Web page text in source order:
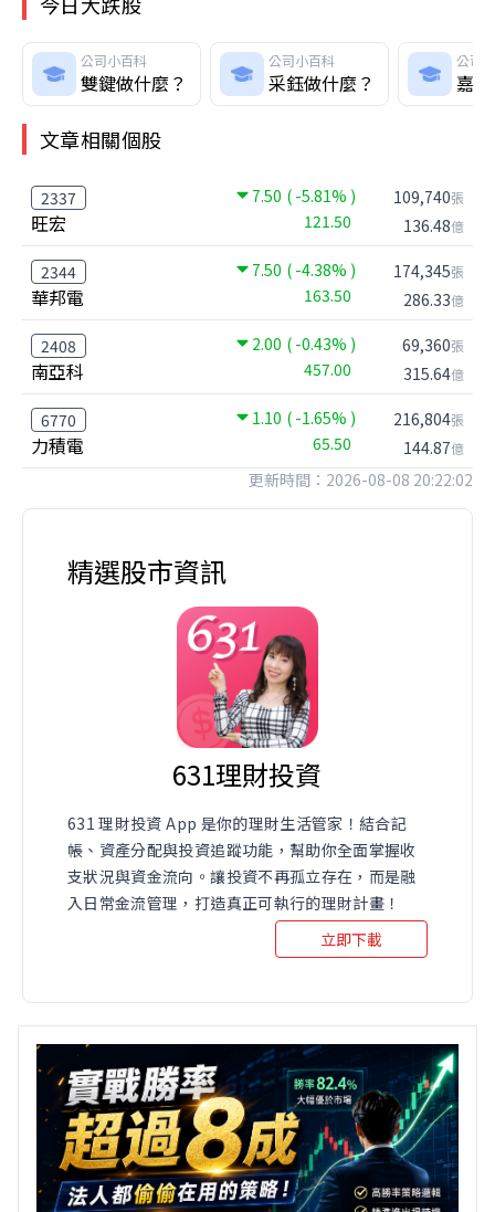
公司小百科
雙鍵做什麼？
公司小百科
采鈺做什麼？
公司
嘉
文章相關個股
2337 7.50 ( -5.81% )
旺宏 121.50
109,740張
136.48億
2344 7.50 ( -4.38% )
華邦電 163.50
174,345張
286.33億
2408 2.00 ( -0.43% )
南亞科 457.00
69,360張
315.64億
6770 1.10 ( -1.65% )
力積電 65.50
216,804張
144.87億
更新時間：2026-08-08 20:22:02
精選股市資訊
631理財投資
631 理財投資 App 是你的理財生活管家！結合記
帳、資產分配與投資追蹤功能，幫助你全面掌握收
支狀況與資金流向。讓投資不再孤立存在，而是融
入日常金流管理，打造真正可執行的理財計畫！
立即下載